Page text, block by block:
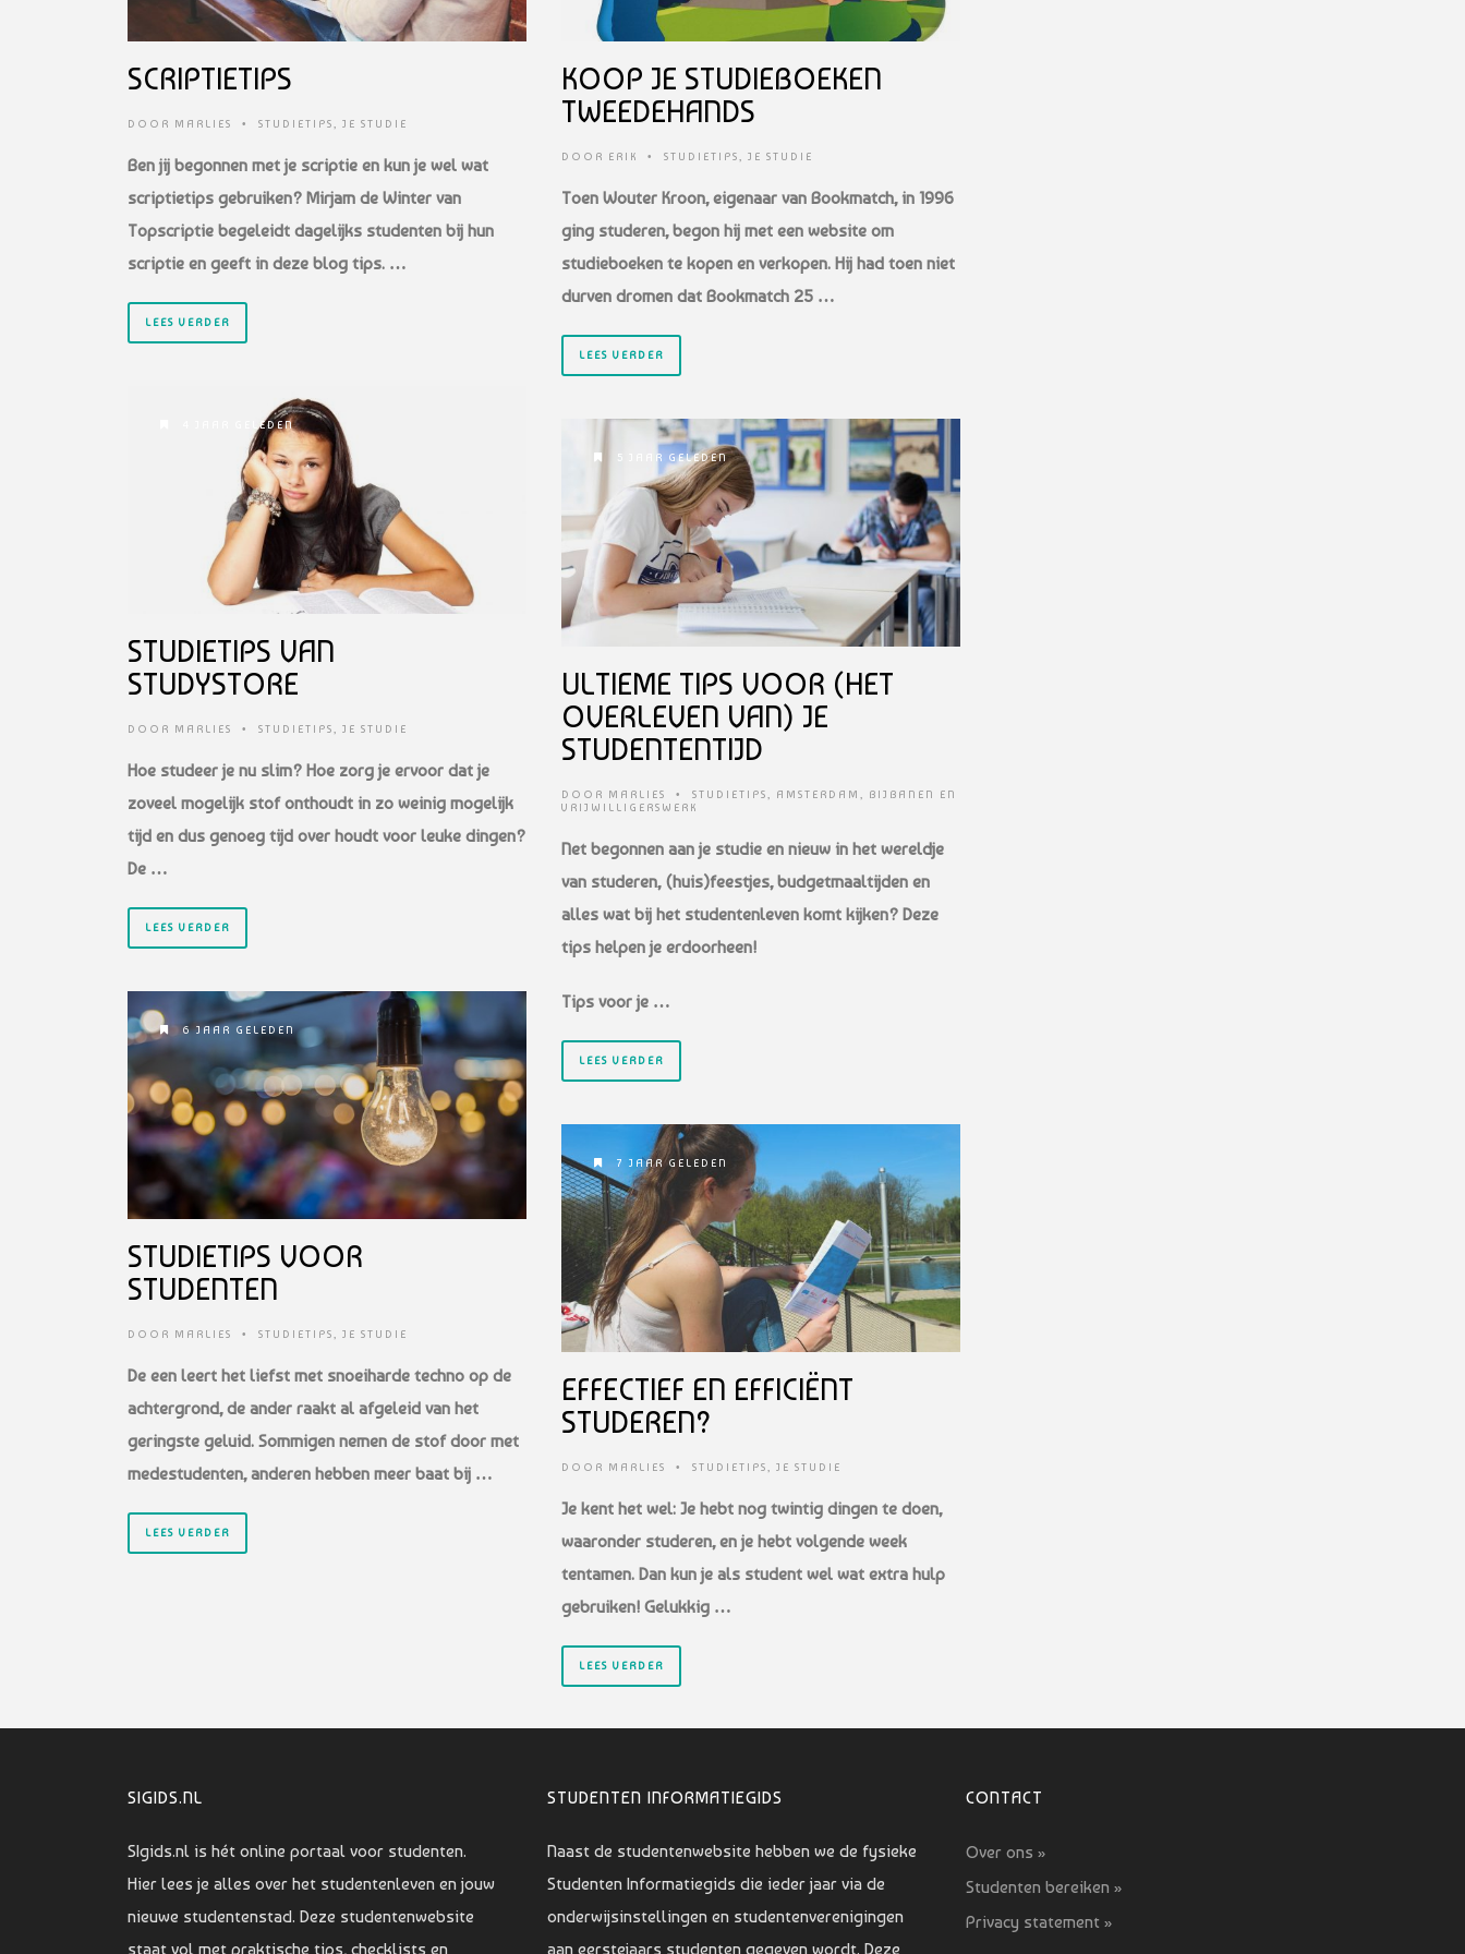
SCRIPTIETIPS
DOOR MARLIES • STUDIETIPS JE STUDIE
Ben jij begonnen met je scriptie en kun je wel wat
scriptietips gebruiken? Mirjam de Winter van
Topscriptie begeleidt dagelijks studenten bij hun
scriptie en geeft in deze blog tips. …
LEES VERDER
KOOP JE STUDIEBOEKEN
TWEEDEHANDS
DOOR ERIK • STUDIETIPS JE STUDIE
Toen Wouter Kroon, eigenaar van Bookmatch, in 1996
ging studeren, begon hij met een website om
studieboeken te kopen en verkopen. Hij had toen niet
durven dromen dat Bookmatch 25 …
LEES VERDER
4 JAAR GELEDEN
STUDIETIPS VAN
STUDYSTORE
DOOR MARLIES • STUDIETIPS JE STUDIE
Hoe studeer je nu slim? Hoe zorg je ervoor dat je
zoveel mogelijk stof onthoudt in zo weinig mogelijk
tijd en dus genoeg tijd over houdt voor leuke dingen?
De …
LEES VERDER
5 JAAR GELEDEN
ULTIEME TIPS VOOR (HET
OVERLEVEN VAN) JE
STUDENTENTIJD
DOOR MARLIES • STUDIETIPS AMSTERDAM
BIJBANEN EN
VRIJWILLIGERSWERK
Net begonnen aan je studie en nieuw in het wereldje
van studeren, (huis)feestjes, budgetmaaltijden en
alles wat bij het studentenleven komt kijken? Deze
tips helpen je erdoorheen!
Tips voor je …
LEES VERDER
6 JAAR GELEDEN
STUDIETIPS VOOR
STUDENTEN
DOOR MARLIES • STUDIETIPS JE STUDIE
De een leert het liefst met snoeiharde techno op de
achtergrond, de ander raakt al afgeleid van het
geringste geluid. Sommigen nemen de stof door met
medestudenten,anderen hebben meer baat bij …
LEES VERDER
7 JAAR GELEDEN
EFFECTIEF EN EFFICIËNT
STUDEREN?
DOOR MARLIES • STUDIETIPS JE STUDIE
Je kent het wel: Je hebt nog twintig dingen te doen,
waaronder studeren, en je hebt volgende week
tentamen. Dan kun je als student wel wat extra hulp
gebruiken! Gelukkig …
LEES VERDER
SIGIDS.NL
SIgids.nl is hét online portaal voor studenten.
Hier lees je alles over het studentenleven en jouw
nieuwe studentenstad. Deze studentenwebsite
staat vol met praktische tips, checklists en
STUDENTEN INFORMATIEGIDS
Naast de studentenwebsite hebben we de fysieke
Studenten Informatiegids die ieder jaar via de
onderwijsinstellingen en studentenverenigingen
aan eerstejaars studenten gegeven wordt. Deze
CONTACT
Over ons »
Studenten bereiken »
Privacy statement »